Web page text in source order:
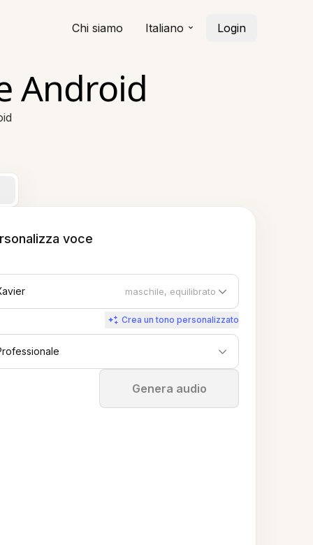
Chi siamo Italiano Login
Android
voce
maschile, equilibrato
Crea un tono personalizzato
Genera audio
Ferma